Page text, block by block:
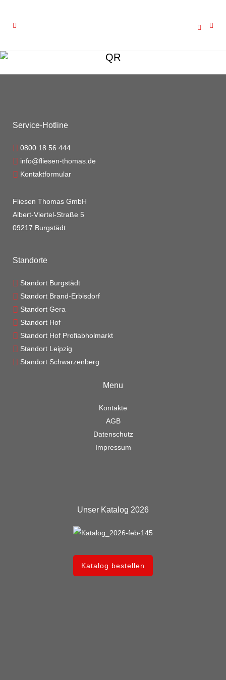
QR
Service-Hotline
0800 18 56 444
info@fliesen-thomas.de
Kontaktformular
Fliesen Thomas GmbH
Albert-Viertel-Straße 5
09217 Burgstädt
Standorte
Standort Burgstädt
Standort Brand-Erbisdorf
Standort Gera
Standort Hof
Standort Hof Profiabholmarkt
Standort Leipzig
Standort Schwarzenberg
Menu
Kontakte
AGB
Datenschutz
Impressum
Unser Katalog 2026
Katalog bestellen